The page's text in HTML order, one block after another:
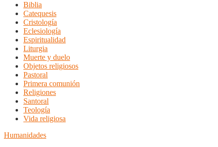
Biblia
Catequesis
Cristología
Eclesiología
Espiritualidad
Liturgia
Muerte y duelo
Objetos religiosos
Pastoral
Primera comunión
Religiones
Santoral
Teología
Vida religiosa
Humanidades